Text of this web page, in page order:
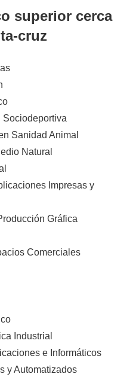
superior cerca
cruz
Sociodeportiva
Sanidad Animal
Natural
Impresas y
Gráfica
Comerciales
Industrial
e Informáticos
y Automatizados